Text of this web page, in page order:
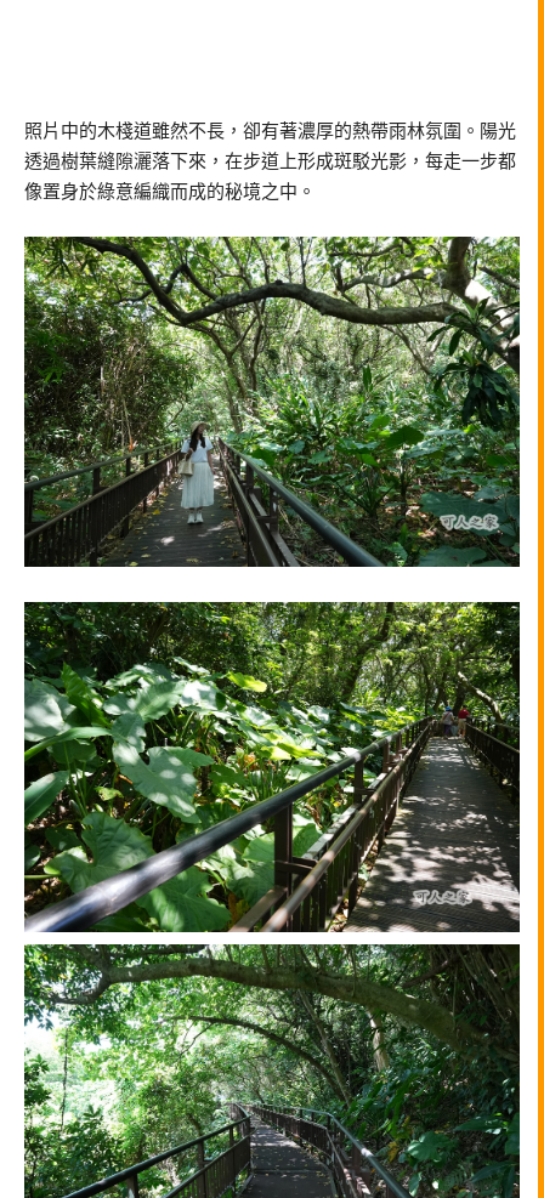
照片中的木棧道雖然不長，卻有著濃厚的熱帶雨林氛圍。陽光
透過樹葉縫隙灑落下來，在步道上形成斑駁光影，每走一步都
像置身於綠意編織而成的秘境之中。